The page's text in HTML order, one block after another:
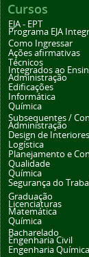
Cursos
EJA - EPT
Programa EJA
Como Ingressar
Ações afirmativas
Técnicos
Integrados ao
Administração
Edificações
Informática
Química
Subsequentes /
Administração
Design de Interiores
Logística
Planejamento e
Qualidade
Química
Segurança do
Graduação
Licenciaturas
Matemática
Química
Bacharelado
Engenharia Civil
Engenharia Química